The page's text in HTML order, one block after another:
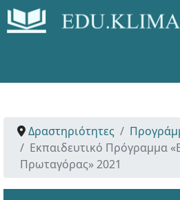
Δραστηριότητες
Εκπαιδευτικό Πρόγραμμα
Πρωταγόρας» 2021